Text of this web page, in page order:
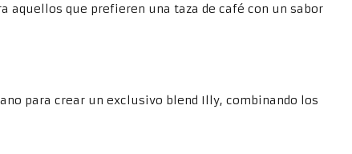
aquellos que prefieren una taza de café con un sabor
para crear un exclusivo blend Illy, combinando los